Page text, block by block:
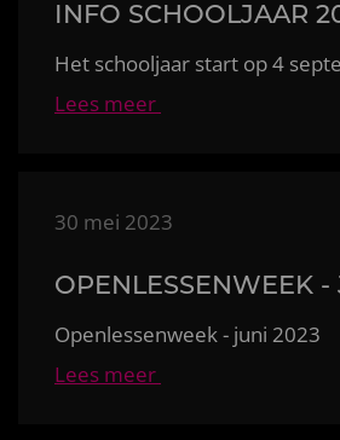
INFO SCHOOLJAAR
Het schooljaar start op 4
Lees meer
30 mei 2023
OPENLESSENWEEK
Openlessenweek - juni 2023
Lees meer